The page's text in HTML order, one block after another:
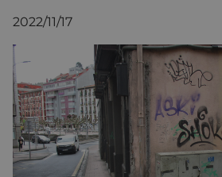
2022/11/17